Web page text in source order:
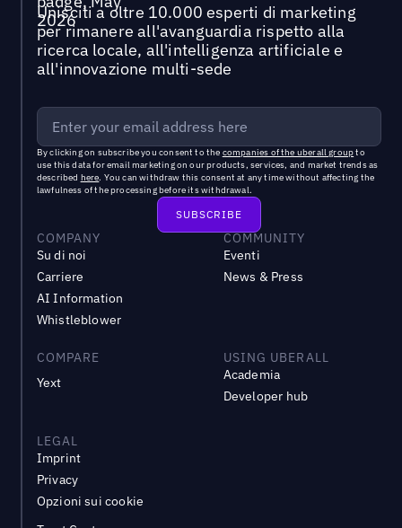
Unisciti a oltre 10.000 esperti di marketing
per rimanere all'avanguardia rispetto alla
ricerca locale, all'intelligenza artificiale e
all'innovazione multi-sede
By clicking on subscribe you consent to the companies of the uberall groupto
use this data for email marketing on our products, services, and market trends as
described here. You can withdraw this consent at any time without affecting the
lawfulness of the processing before its withdrawal.
COMPANY
Su di noi
Carriere
AI Information
Whistleblower
COMMUNITY
Eventi
News & Press
COMPARE
Yext
USING UBERALL
Academia
Developer hub
LEGAL
Imprint
Privacy
Opzioni sui cookie